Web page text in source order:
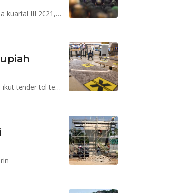
PT Jasa Marga (Persero) Tbk (JSMR) meraih laba bersih Rp749,42 miliar pada kuartal III 2021, meroket 374 persen dari periode yang sama tahun lalu
Investasi China di RI meningkat; Anggaran PUPR naik 2 kali lipat; Jasa Marga ikut tender tol terpanjang